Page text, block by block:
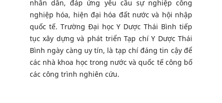
nhân dân, đáp ứng yêu cầu sự nghiệp công
nghiệp hóa, hiện đại hóa đất nước và hội nhập
quốc tế. Trường Đại học Y Dược Thái Bình tiếp
tục xây dựng và phát triển Tạp chí Y Dược Thái
Bình ngày càng uy tín, là tạp chí đáng tin cậy để
các nhà khoa học trong nước và quốc tế công bố
các công trình nghiên cứu.